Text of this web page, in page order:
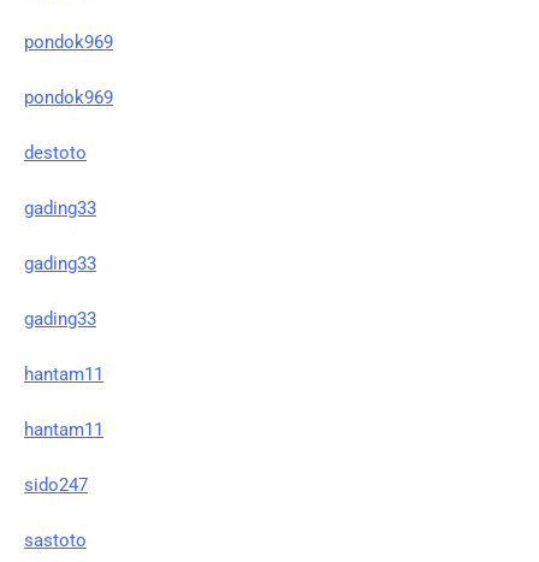
pondok969
pondok969
destoto
gading33
gading33
gading33
hantam11
hantam11
sido247
sastoto